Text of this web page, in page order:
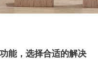
能，选择合适的解决